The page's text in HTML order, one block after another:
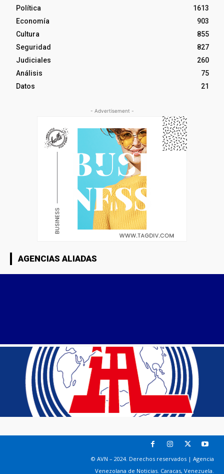
Política
1613
Economía
903
Cultura
855
Seguridad
827
Judiciales
260
Análisis
75
Datos
21
- Advertisement -
AGENCIAS ALIADAS
© AVN – 2024. Derechos reservados | Agencia
Venezolana de Noticias. Caracas, Venezuela.